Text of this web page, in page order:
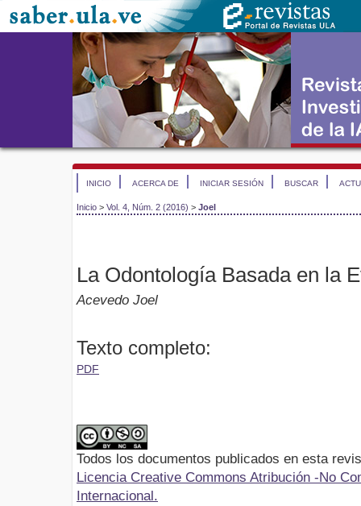
INICIO ACERCA DE INICIAR SESIÓN BUSCAR
Inicio > Vol. 4, Núm. 2 (2016) > Joel
La Odontología Basada en la
Acevedo Joel
Texto completo:
PDF
Todos los documentos publicados en esta
Licencia Creative Commons Atribución -No
Internacional.